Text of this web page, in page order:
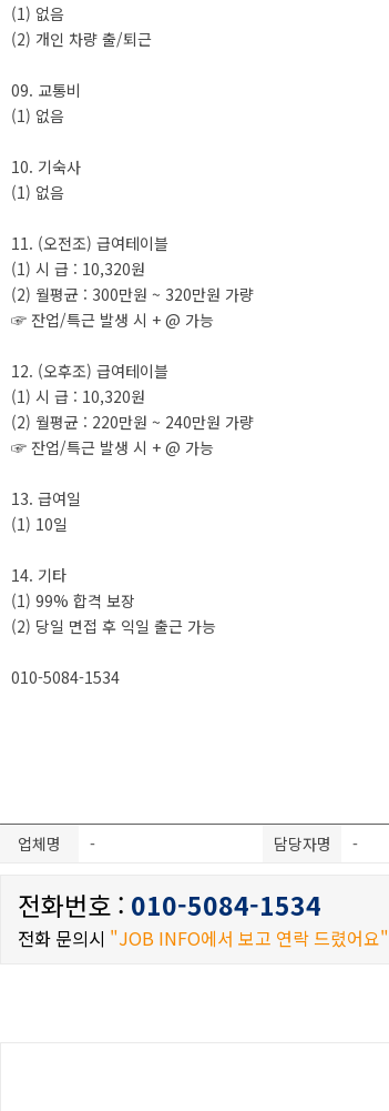
(1) 없음
(2) 개인 차량 출/퇴근
09. 교통비
(1) 없음
10. 기숙사
(1) 없음
11. (오전조) 급여테이블
(1) 시 급 : 10,320원
(2) 월평균 : 300만원 ~ 320만원 가량
☞ 잔업/특근 발생 시 + @ 가능
12. (오후조) 급여테이블
(1) 시 급 : 10,320원
(2) 월평균 : 220만원 ~ 240만원 가량
☞ 잔업/특근 발생 시 + @ 가능
13. 급여일
(1) 10일
14. 기타
(1) 99% 합격 보장
(2) 당일 면접 후 익일 출근 가능
010-5084-1534
업체명 - 담당자명 -
전화번호 : 010-5084-1534
전화 문의시 "JOB INFO에서 보고 연락 드렸어요"